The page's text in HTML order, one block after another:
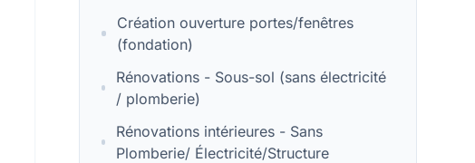
Création ouverture portes/fenêtres
(fondation)
Rénovations - Sous-sol (sans électricité
/ plomberie)
Rénovations intérieures - Sans
Plomberie/ Électricité/Structure